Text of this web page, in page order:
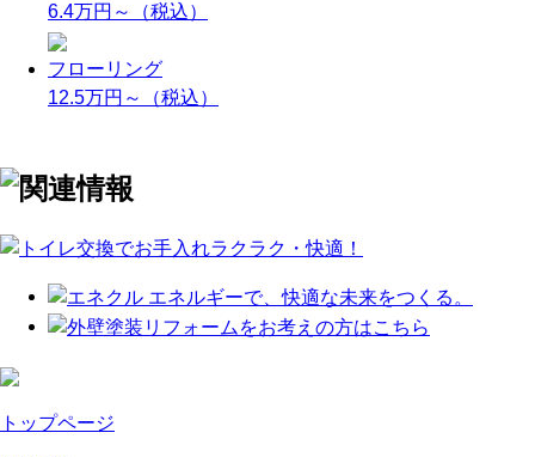
6.4万円～
（税込）
フローリング
12.5万円～
（税込）
トップページ